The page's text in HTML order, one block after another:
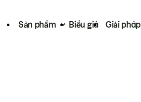
Sản phẩm Biểu giá Giải pháp